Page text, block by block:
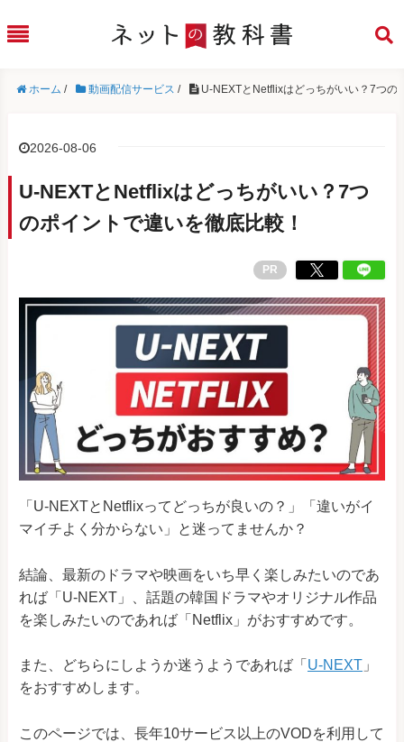
ホーム / 動画配信サービス / U-NEXTとNetflixはどっちがいい？7つの
2026-08-06
U-NEXTとNetflixはどっちがいい？7つ
のポイントで違いを徹底比較！
PR
「U-NEXTとNetflixってどっちが良いの？」「違いがイ
マイチよく分からない」と迷ってませんか？
結論、最新のドラマや映画をいち早く楽しみたいのであ
れば「U-NEXT」、話題の韓国ドラマやオリジナル作品
を楽しみたいのであれば「Netflix」がおすすめです。
また、どちらにしようか迷うようであれば「 U-NEXT 」
をおすすめします。
このページでは、長年10サービス以上のVODを利用して